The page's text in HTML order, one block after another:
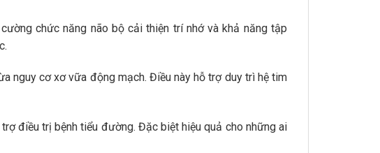
chức năng não bộ cải thiện trí nhớ và khả năng tập
nguy cơ xơ vữa động mạch. Điều này hỗ trợ duy trì hệ tim
điều trị bệnh tiểu đường. Đặc biệt hiệu quả cho những ai